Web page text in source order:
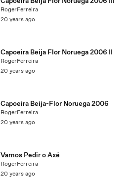
RogerFerreira
20 years ago
Capoeira Beija Flor Noruega 2006 II
RogerFerreira
20 years ago
Capoeira Beija-Flor Noruega 2006
RogerFerreira
20 years ago
Vamos Pedir o Axé
RogerFerreira
20 years ago